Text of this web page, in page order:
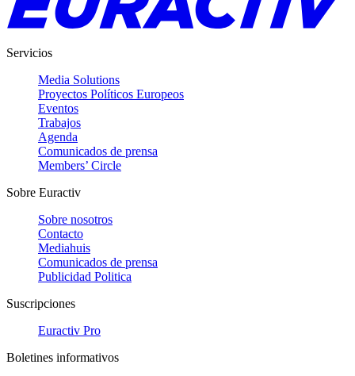
Servicios
Media Solutions
Proyectos Políticos Europeos
Eventos
Trabajos
Agenda
Comunicados de prensa
Members’ Circle
Sobre Euractiv
Sobre nosotros
Contacto
Mediahuis
Comunicados de prensa
Publicidad Politica
Suscripciones
Euractiv Pro
Boletines informativos